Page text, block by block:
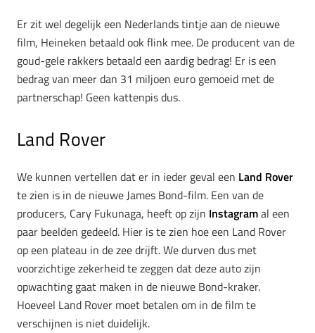
Er zit wel degelijk een Nederlands tintje aan de nieuwe
film, Heineken betaald ook flink mee. De producent van de
goud-gele rakkers betaald een aardig bedrag! Er is een
bedrag van meer dan 31 miljoen euro gemoeid met de
partnerschap! Geen kattenpis dus.
Land Rover
We kunnen vertellen dat er in ieder geval een Land Rover
te zien is in de nieuwe James Bond-film. Een van de
producers, Cary Fukunaga, heeft op zijn Instagramal een
paar beelden gedeeld. Hier is te zien hoe een Land Rover
op een plateau in de zee drijft. We durven dus met
voorzichtige zekerheid te zeggen dat deze auto zijn
opwachting gaat maken in de nieuwe Bond-kraker.
Hoeveel Land Rover moet betalen om in de film te
verschijnen is niet duidelijk.